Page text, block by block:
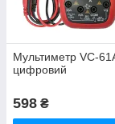
Мультиметр VC-
цифровий
598 ₴